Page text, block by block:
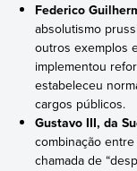
Federico
absolutismo
outros exemplos
implementou
estabeleceu
cargos públicos.
Gustavo III, da
combinação
chamada de